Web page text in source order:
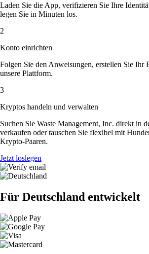
Laden Sie die App, verifizieren Sie Ihre
legen Sie in Minuten los.
2
Konto einrichten
Folgen Sie den Anweisungen, erstellen Sie Ihr
unsere Plattform.
3
Kryptos handeln und verwalten
Suchen Sie Waste Management, Inc. direkt in
verkaufen oder tauschen Sie flexibel mit
Krypto-Paaren.
Jetzt loslegen
Für Deutschland entwickelt